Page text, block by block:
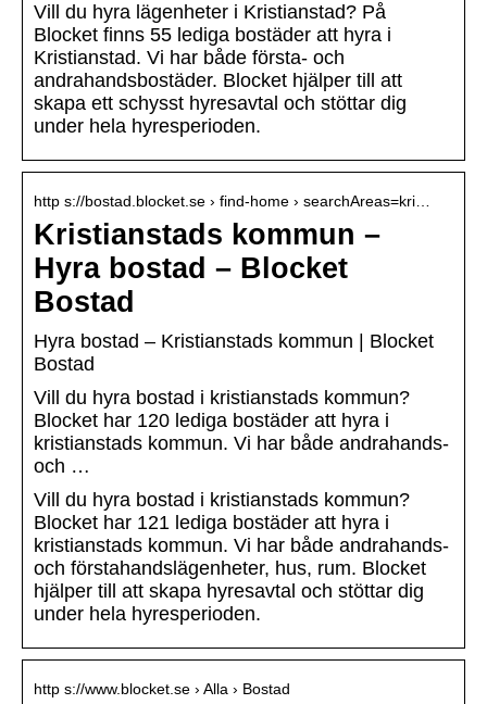
Vill du hyra lägenheter i Kristianstad? På
Blocket finns 55 lediga bostäder att hyra i
Kristianstad. Vi har både första- och
andrahandsbostäder. Blocket hjälper till att
skapa ett schysst hyresavtal och stöttar dig
under hela hyresperioden.
http s://bostad.blocket.se › find-home › searchAreas=kri…
Kristianstads kommun –
Hyra bostad – Blocket
Bostad
Hyra bostad – Kristianstads kommun | Blocket
Bostad
Vill du hyra bostad i kristianstads kommun?
Blocket har 120 lediga bostäder att hyra i
kristianstads kommun. Vi har både andrahands-
och …
Vill du hyra bostad i kristianstads kommun?
Blocket har 121 lediga bostäder att hyra i
kristianstads kommun. Vi har både andrahands-
och förstahandslägenheter, hus, rum. Blocket
hjälper till att skapa hyresavtal och stöttar dig
under hela hyresperioden.
http s://www.blocket.se › Alla › Bostad